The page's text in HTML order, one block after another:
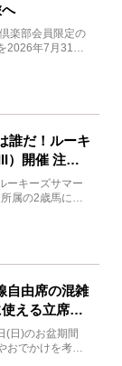
楽部会員限定の
2026年7月31日
誰だ！ルーキ
）開催 注目
ーキーズサマー
属の2歳馬によ
自由席の混雑
える立席特
(日)のお盆期間
でかけを考え